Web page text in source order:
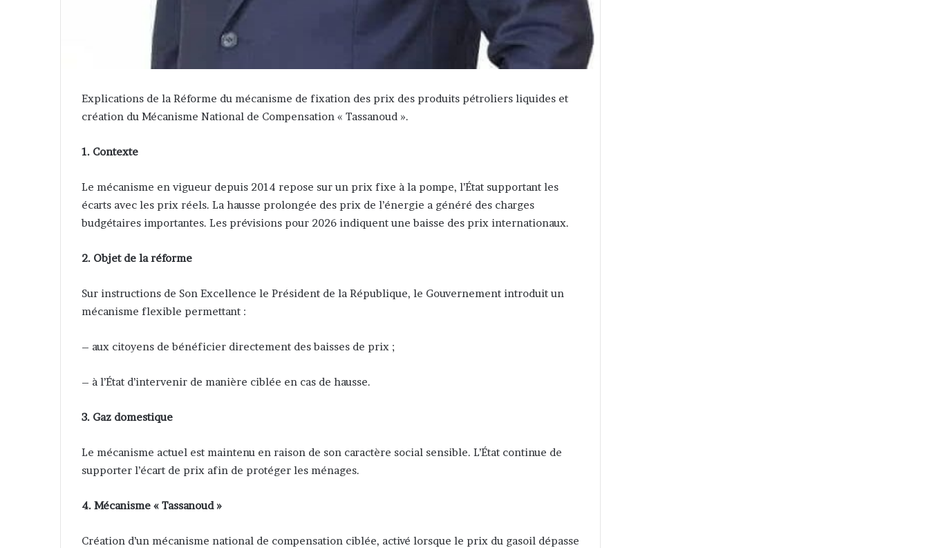
Explications de la Réforme du mécanisme de fixation des prix des produits pétroliers liquides et
création du Mécanisme National de Compensation « Tassanoud ».
1. Contexte
Le mécanisme en vigueur depuis 2014 repose sur un prix fixe à la pompe, l’État supportant les
écarts avec les prix réels. La hausse prolongée des prix de l’énergie a généré des charges
budgétaires importantes. Les prévisions pour 2026 indiquent une baisse des prix internationaux.
2. Objet de la réforme
Sur instructions de Son Excellence le Président de la République, le Gouvernement introduit un
mécanisme flexible permettant :
– aux citoyens de bénéficier directement des baisses de prix ;
– à l’État d’intervenir de manière ciblée en cas de hausse.
3. Gaz domestique
Le mécanisme actuel est maintenu en raison de son caractère social sensible. L’État continue de
supporter l’écart de prix afin de protéger les ménages.
4. Mécanisme « Tassanoud »
Création d’un mécanisme national de compensation ciblée, activé lorsque le prix du gasoil dépasse